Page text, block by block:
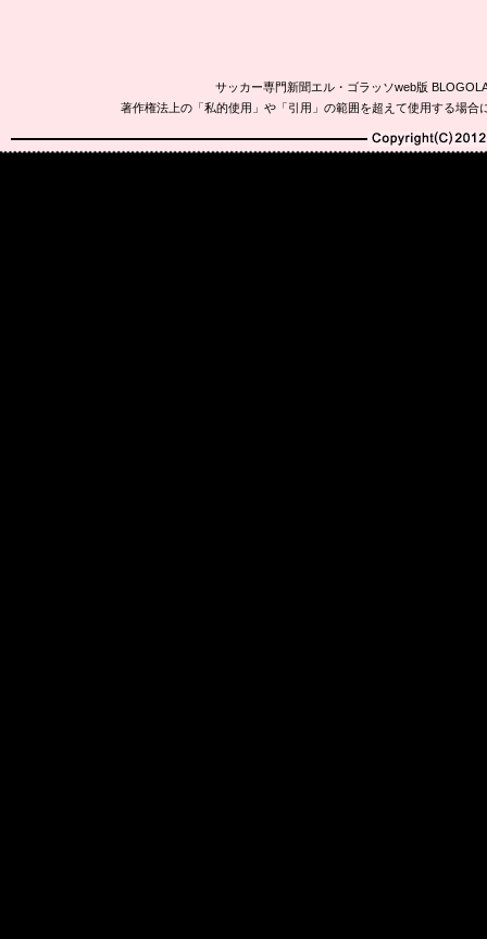
サッカー専門新聞エル・ゴラッソweb版
著作権法上の「私的使用」や「引用」の範囲を超えて使用する場
Copyright(C)2010-